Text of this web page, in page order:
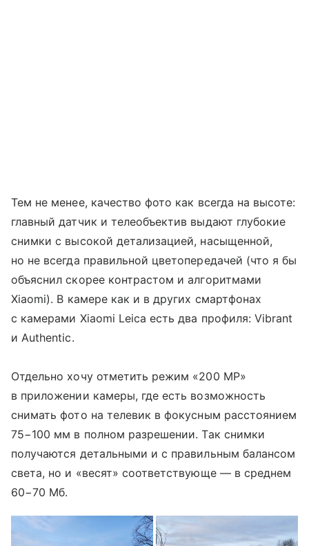
Тем не менее, качество фото как всегда на высоте:
главный датчик и телеобъектив выдают глубокие
снимки с высокой детализацией, насыщенной,
но не всегда правильной цветопередачей (что я бы
объяснил скорее контрастом и алгоритмами
Xiaomi). В камере как и в других смартфонах
с камерами Xiaomi Leica есть два профиля: Vibrant
и Authentic.
Отдельно хочу отметить режим «200 MP»
в приложении камеры, где есть возможность
снимать фото на телевик в фокусным расстоянием
75−100 мм в полном разрешении. Так снимки
получаются детальными и с правильным балансом
света, но и «весят» соответствующе — в среднем
60−70 Мб.